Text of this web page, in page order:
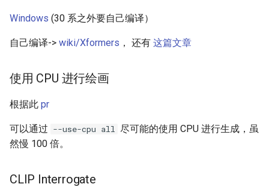
Windows (30 系之外要自己编译）
自己编译-> wiki/Xformers ， 还有 这篇文章
使用 CPU 进行绘画
根据此 pr
可以通过 --use-cpu all 尽可能的使用 CPU 进行生成，虽
然慢 100 倍。
CLIP Interrogate